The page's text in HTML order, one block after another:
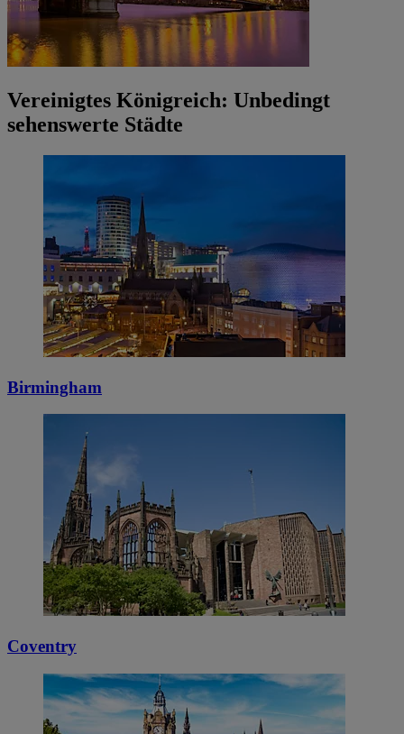
Vereinigtes Königreich: Unbedingt
sehenswerte Städte
Birmingham
Coventry